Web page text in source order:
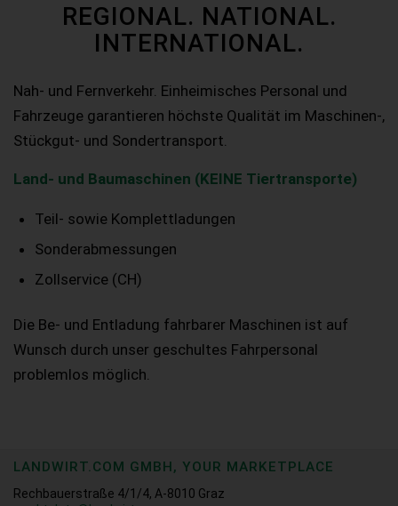
REGIONAL. NATIONAL.
INTERNATIONAL.
Nah- und Fernverkehr. Einheimisches Personal und
Fahrzeuge garantieren höchste Qualität im Maschinen-,
Stückgut- und Sondertransport.
Land- und Baumaschinen (KEINE Tiertransporte)
Teil- sowie Komplettladungen
Sonderabmessungen
Zollservice (CH)
Die Be- und Entladung fahrbarer Maschinen ist auf
Wunsch durch unser geschultes Fahrpersonal
problemlos möglich.
LANDWIRT.COM GMBH, YOUR MARKETPLACE
Rechbauerstraße 4/1/4, A-8010 Graz